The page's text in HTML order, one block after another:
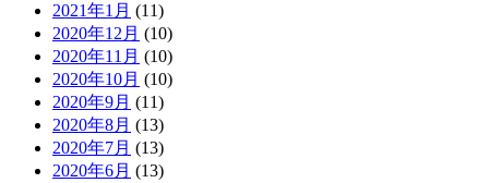
2021年1月 (11)
2020年12月 (10)
2020年11月 (10)
2020年10月 (10)
2020年9月 (11)
2020年8月 (13)
2020年7月 (13)
2020年6月 (13)